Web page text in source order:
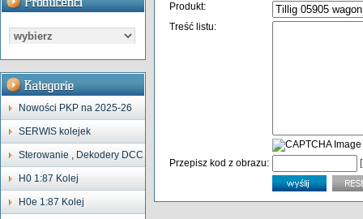
Nowości PKP na 2025-26
SERWIS kolejek
Sterowanie , Dekodery DCC
H0 1:87 Kolej
H0e 1:87 Kolej
Produkt:
Treść listu:
Przepisz kod z obrazu: